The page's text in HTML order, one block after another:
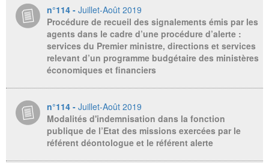
n°114 - Juillet-Août 2019
Procédure de recueil des signalements émis par les
agents dans le cadre d’une procédure d’alerte :
services du Premier ministre, directions et services
relevant d’un programme budgétaire des ministères
économiques et financiers
n°114 - Juillet-Août 2019
Modalités d'indemnisation dans la fonction
publique de l’Etat des missions exercées par le
référent déontologue et le référent alerte